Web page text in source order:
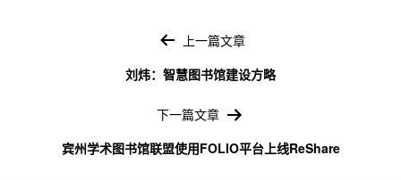
上一篇文章
刘炜：智慧图书馆建设方略
下一篇文章
宾州学术图书馆联盟使用FOLIO平台上线ReShare